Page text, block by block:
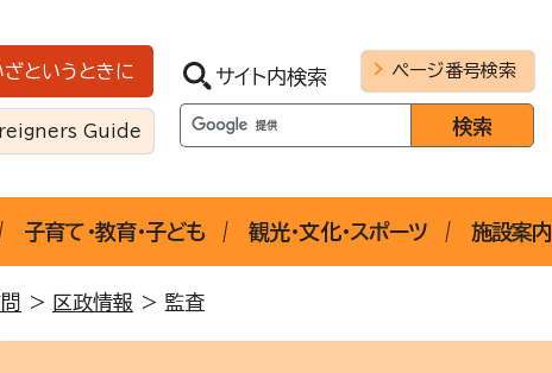
ざというときに
Guide
サイト内検索 ページ番号検索
子育て・教育・子ども 観光・文化・スポーツ 施設案内
> 区政情報 > 監査